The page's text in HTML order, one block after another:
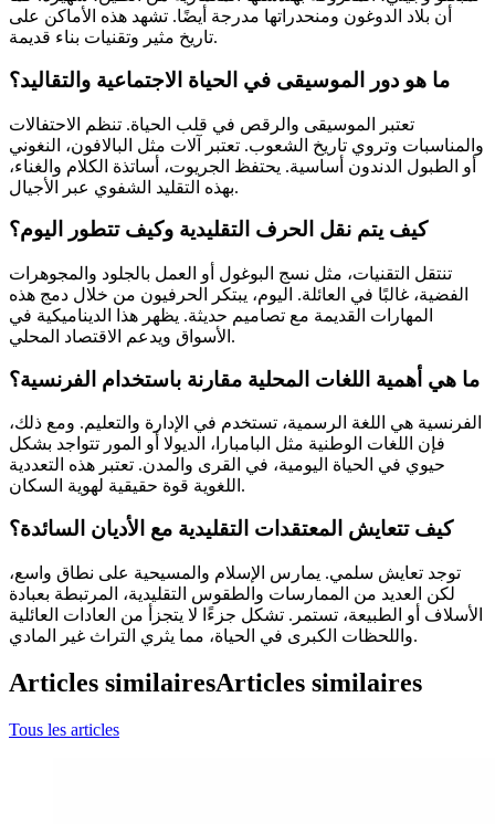
أن بلاد الدوغون ومنحدراتها مدرجة أيضًا. تشهد هذه الأماكن على
تاريخ مثير وتقنيات بناء قديمة.
ما هو دور الموسيقى في الحياة الاجتماعية والتقاليد؟
تعتبر الموسيقى والرقص في قلب الحياة. تنظم الاحتفالات
والمناسبات وتروي تاريخ الشعوب. تعتبر آلات مثل البالافون، النغوني
أو الطبول الدندون أساسية. يحتفظ الجريوت، أساتذة الكلام والغناء،
بهذه التقليد الشفوي عبر الأجيال.
كيف يتم نقل الحرف التقليدية وكيف تتطور اليوم؟
تنتقل التقنيات، مثل نسج البوغول أو العمل بالجلود والمجوهرات
الفضية، غالبًا في العائلة. اليوم، يبتكر الحرفيون من خلال دمج هذه
المهارات القديمة مع تصاميم حديثة. يظهر هذا الديناميكية في
الأسواق ويدعم الاقتصاد المحلي.
ما هي أهمية اللغات المحلية مقارنة باستخدام الفرنسية؟
الفرنسية هي اللغة الرسمية، تستخدم في الإدارة والتعليم. ومع ذلك،
فإن اللغات الوطنية مثل البامبارا، الديولا أو المور تتواجد بشكل
حيوي في الحياة اليومية، في القرى والمدن. تعتبر هذه التعددية
اللغوية قوة حقيقية لهوية السكان.
كيف تتعايش المعتقدات التقليدية مع الأديان السائدة؟
توجد تعايش سلمي. يمارس الإسلام والمسيحية على نطاق واسع،
لكن العديد من الممارسات والطقوس التقليدية، المرتبطة بعبادة
الأسلاف أو الطبيعة، تستمر. تشكل جزءًا لا يتجزأ من العادات العائلية
واللحظات الكبرى في الحياة، مما يثري التراث غير المادي.
Articles similairesArticles similaires
Tous les articles